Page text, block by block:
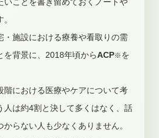
・施設における療養や看取りの需
を背景に、2018年頃からACP※を
階における医療やケアについて考
人は約4割と決して多くはなく、話
からない人も少なくありません。